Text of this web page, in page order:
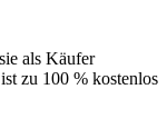
als Käufer
zu 100 % kostenlos